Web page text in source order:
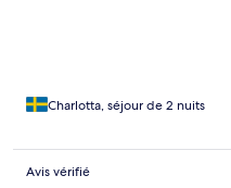
Charlotta, séjour de 2 nuits
Avis vérifié